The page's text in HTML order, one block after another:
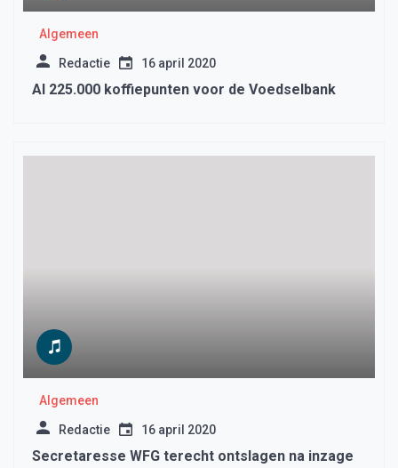
Algemeen
Redactie 16 april 2020
Al 225.000 koffiepunten voor de Voedselbank
Algemeen
Redactie 16 april 2020
Secretaresse WFG terecht ontslagen na inzage